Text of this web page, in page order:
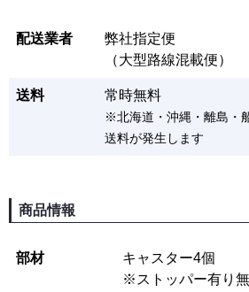
配送業者
弊社指定便
（大型路線混載便）
送料 常時無料
※北海道・沖縄・離島・
送料が発生します
商品情報
部材
キャスター4個
※ストッパー有り